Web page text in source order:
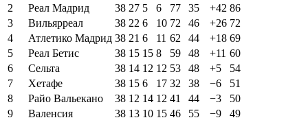
2
Реал Мадрид 38 27 5 6 77 35 +42 86
3
Вильярреал 38 22 6 10 72 46 +26 72
4
Атлетико Мадрид 38 21 6 11 62 44 +18 69
5
Реал Бетис 38 15 15 8 59 48 +11 60
6
Сельта 38 14 12 12 53 48 +5
54
7
Хетафе 38 15 6 17 32 38 −6
51
8
Райо Вальекано 38 12 14 12 41 44 −3
50
9
Валенсия 38 13 10 15 46 55 −9
49